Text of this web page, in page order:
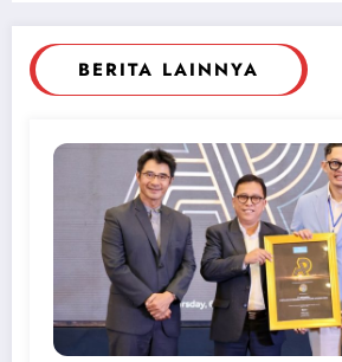
BERITA LAINNYA